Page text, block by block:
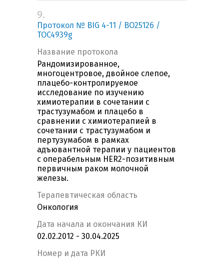
9.
Протокол № BIG 4-11 / BO25126 /
TOC4939g
Название протокола
Рандомизированное,
многоцентровое, двойное слепое,
плацебо-контролируемое
исследование по изучению
химиотерапии в сочетании с
трастузумабом и плацебо в
сравнении с химиотерапией в
сочетании с трастузумабом и
пертузумабом в рамках
адъювантной терапии у пациентов
с операбельным HER2-позитивным
первичным раком молочной
железы.
Терапевтическая область
Онкология
Дата начала и окончания КИ
02.02.2012 - 30.04.2025
Номер и дата РКИ